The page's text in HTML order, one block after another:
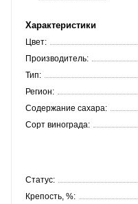
Характеристики
Цвет:
Производитель:
Тип:
Регион:
Содержание сахара:
Сорт винограда:
Статус:
Крепость, %: